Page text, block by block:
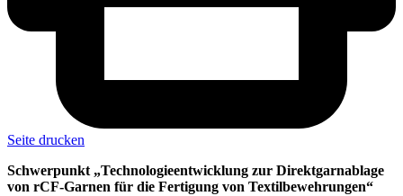
Seite drucken
Schwerpunkt „Technologieentwicklung zur Direktgarnablage
von rCF-Garnen für die Fertigung von Textilbewehrungen“